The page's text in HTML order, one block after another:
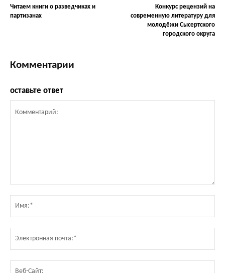
Читаем книги о разведчиках и
партизанах
Конкурс рецензий на
современную литературу для
молодёжи Сысертского
городского округа
Комментарии
оставьте ответ